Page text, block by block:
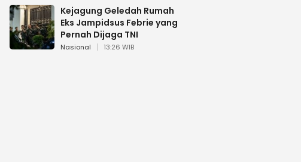
Kejagung Geledah Rumah
Eks Jampidsus Febrie yang
Pernah Dijaga TNI
Nasional 13:26 WIB